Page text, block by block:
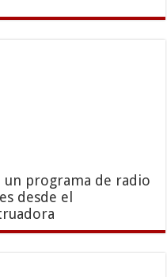
un programa de radio
desde el